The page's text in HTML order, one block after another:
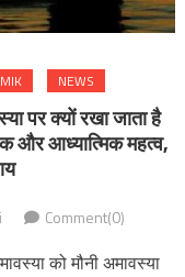
NEWS
पर क्यों रखा जाता है
और आध्यात्मिक महत्व,
Comment(0)
को मौनी अमावस्या